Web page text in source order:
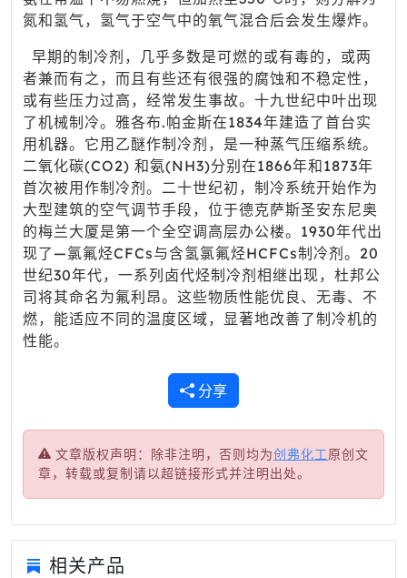
氮和氢气，氢气于空气中的氧气混合后会发生爆炸。
早期的制冷剂，几乎多数是可燃的或有毒的，或两
者兼而有之，而且有些还有很强的腐蚀和不稳定性，
或有些压力过高，经常发生事故。十九世纪中叶出现
了机械制冷。雅各布.帕金斯在1834年建造了首台实
用机器。它用乙醚作制冷剂，是一种蒸气压缩系统。
二氧化碳(CO2) 和氨(NH3)分别在1866年和1873年
首次被用作制冷剂。二十世纪初，制冷系统开始作为
大型建筑的空气调节手段，位于德克萨斯圣安东尼奥
的梅兰大厦是第一个全空调高层办公楼。1930年代出
现了—氯氟烃CFCs与含氢氯氟烃HCFCs制冷剂。20
世纪30年代，一系列卤代烃制冷剂相继出现，杜邦公
司将其命名为氟利昂。这些物质性能优良、无毒、不
燃，能适应不同的温度区域，显著地改善了制冷机的
性能。
分享
文章版权声明：除非注明，否则均为创弗化工原创文
章，转载或复制请以超链接形式并注明出处。
相关产品